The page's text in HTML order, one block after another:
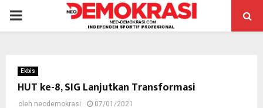
PRIMARY
Ekbis
HUT ke-8, SIG Lanjutkan Transformasi
oleh neodemokrasi 07/01/2021